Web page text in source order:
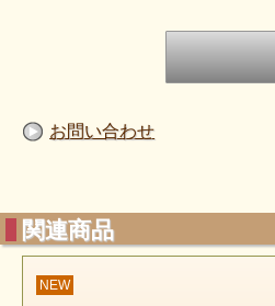
お問い合わせ
関連商品
NEW